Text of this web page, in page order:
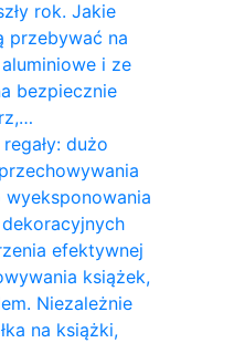
rok. Jakie
przebywać na
i ze
bezpiecznie
regały: dużo
efektywnej
książek,
Niezależnie
na książki,